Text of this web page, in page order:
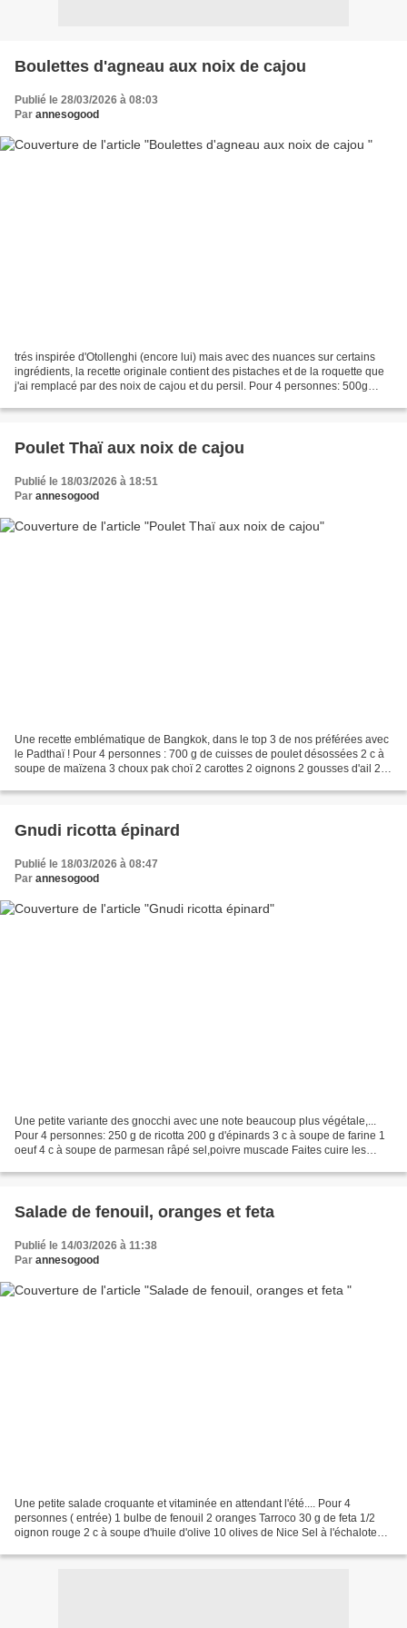
Boulettes d'agneau aux noix de cajou
Publié le 28/03/2026 à 08:03
Par annesogood
trés inspirée d'Otollenghi (encore lui) mais avec des nuances sur certains
ingrédients, la recette originale contient des pistaches et de la roquette que
j'ai remplacé par des noix de cajou et du persil. Pour 4 personnes: 500g
Poulet Thaï aux noix de cajou
Publié le 18/03/2026 à 18:51
Par annesogood
Une recette emblématique de Bangkok, dans le top 3 de nos préférées avec
le Padthaï ! Pour 4 personnes : 700 g de cuisses de poulet désossées 2 c à
soupe de maïzena 3 choux pak choï 2 carottes 2 oignons 2 gousses d'ail 2
Gnudi ricotta épinard
Publié le 18/03/2026 à 08:47
Par annesogood
Une petite variante des gnocchi avec une note beaucoup plus végétale,...
Pour 4 personnes: 250 g de ricotta 200 g d'épinards 3 c à soupe de farine 1
oeuf 4 c à soupe de parmesan râpé sel,poivre muscade Faites cuire les
Salade de fenouil, oranges et feta
Publié le 14/03/2026 à 11:38
Par annesogood
Une petite salade croquante et vitaminée en attendant l'été.... Pour 4
personnes ( entrée) 1 bulbe de fenouil 2 oranges Tarroco 30 g de feta 1/2
oignon rouge 2 c à soupe d'huile d'olive 10 olives de Nice Sel à l'échalote